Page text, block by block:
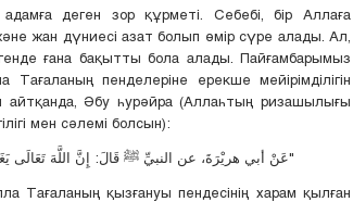
деген зор құрметі. Себебі, бір Аллаға
жан дүниесі азат болып өмір сүре алады. Ал,
ғана бақытты бола алады. Пайғамбарымыз
пенделеріне ерекше мейірімділігін
айтқанда, Әбу һурәйра (Аллаһтың ризашылығы
мен сәлемі болсын):
"عَنْ أبي هريْرَةَ، عن النبيِّ ﷺ قَالَ: إِنَّ اللَّهَ تَعَالَى يَغَارُ، وَغَيْرَةُ اللَّهِ تَعَالَى، أنْ يَأْتِيَ الْمَرْءُ مَا حَرَّمَ اللَّهُ عَلَيْهِ"
Тағаланың қызғануы пендесінің харам қылған